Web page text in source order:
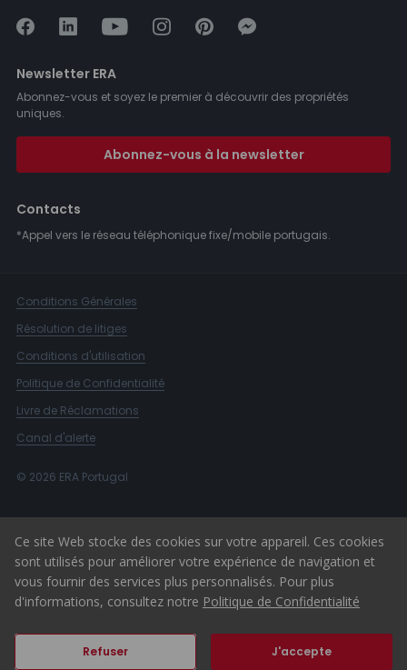
Newsletter ERA
Abonnez-vous et soyez le premier à découvrir des propriétés
uniques.
Abonnez-vous à la newsletter
Contacts
*Appel vers le réseau téléphonique fixe/mobile portugais.
Conditions Générales
Résolution de litiges
Conditions d'utilisation
Politique de Confidentialité
Livre de Réclamations
Canal d'alerte
© 2026 ERA Portugal
Ce site Web stocke des cookies sur votre appareil. Ces cookies
sont utilisés pour améliorer votre expérience de navigation et
vous fournir des services plus personnalisés. Pour plus
d'informations, consultez notre Politique de Confidentialité
Refuser J'accepte